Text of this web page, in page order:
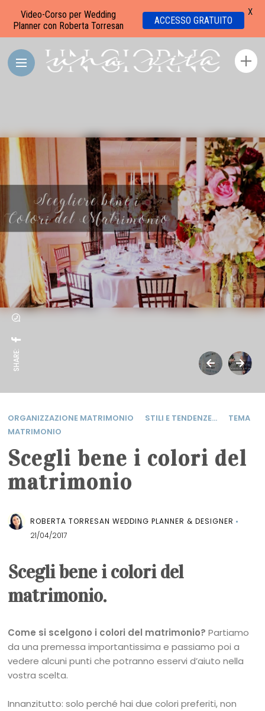
SHARE:
ORGANIZZAZIONE MATRIMONIO STILI E TENDENZE...
TEMA
MATRIMONIO
Scegli bene i colori del
matrimonio
ROBERTA TORRESAN WEDDING PLANNER & DESIGNER
21/04/2017
Scegli bene i colori del
matrimonio.
Come si scelgono i colori del matrimonio? Partiamo
da una premessa importantissima e passiamo poi a
vedere alcuni punti che potranno esservi d’aiuto nella
vostra scelta.
Innanzitutto: solo perché hai due colori preferiti, non
Video-Corso per Wedding
Planner con Roberta Torresan
ACCESSO GRATUITO
X